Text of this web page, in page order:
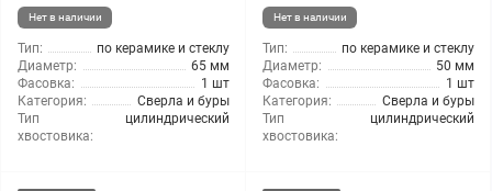
Нет в наличии
Тип:
по керамике и стеклу
Диаметр:
65 мм
Фасовка:
1 шт
Категория:
Сверла и буры
Тип
хвостовика:
цилиндрический
Нет в наличии
Тип:
по керамике и стеклу
Диаметр:
50 мм
Фасовка:
1 шт
Категория:
Сверла и буры
Тип
хвостовика:
цилиндрический